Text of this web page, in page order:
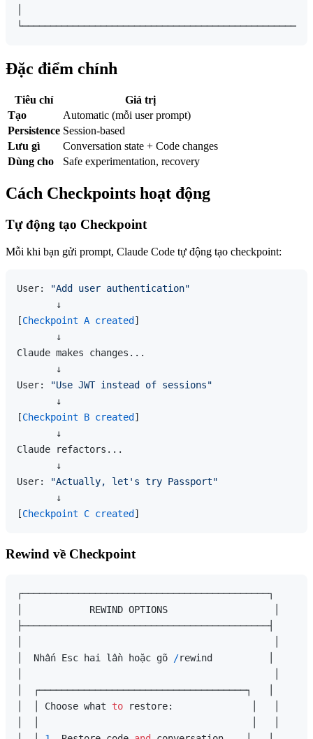
Đặc điểm chính
Tiêu chí
Giá trị
Tạo
Automatic (mỗi user prompt)
Persistence Session-based
Lưu gì
Conversation state + Code changes
Dùng cho
Safe experimentation, recovery
Cách Checkpoints hoạt động
Tự động tạo Checkpoint
Mỗi khi bạn gửi prompt, Claude Code tự động tạo checkpoint:
User:
"Add user authentication"
       ↓
[Checkpoint A created ]
       ↓
Claude makes changes...
       ↓
User:
"Use JWT instead of sessions"
       ↓
[Checkpoint B created ]
       ↓
Claude refactors...
       ↓
User:
"Actually, let's try Passport"
       ↓
[Checkpoint C created
Rewind về Checkpoint
┌────────────────────────────────────────────┐
│            REWIND OPTIONS                   │
├────────────────────────────────────────────┤
│  Nhấn Esc hai lần hoặc gõ /rewind          │
│  ┌─────────────────────────────────────┐   │
│  │ Choose what to restore:              │   │